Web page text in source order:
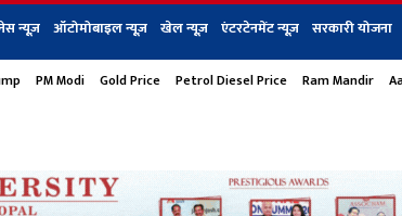
न्यूज़ ऑटोमोबाइल न्यूज़ खेल न्यूज़ एंटरटेनमेंट न्यूज़ सरकारी योजना
PM Modi Gold Price Petrol Diesel Price Ram Mandir